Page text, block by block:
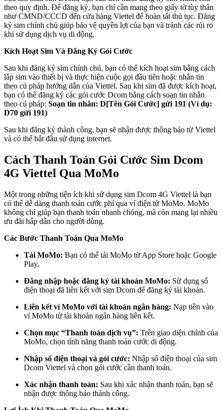
theo quy định. Để đăng ký, bạn chỉ cần mang theo giấy tờ tùy thân
như CMND/CCCD đến cửa hàng Viettel để hoàn tất thủ tục. Đăng
ký sim chính chủ giúp bảo vệ quyền lợi của bạn và tránh các rủi ro
khi sử dụng dịch vụ di động.
Kích Hoạt Sim Và Đăng Ký Gói Cước
Sau khi đăng ký sim chính chủ, bạn có thể kích hoạt sim bằng cách
lắp sim vào thiết bị và thực hiện cuộc gọi đầu tiên hoặc nhắn tin
theo cú pháp hướng dẫn của Viettel. Sau khi sim đã được kích hoạt,
bạn có thể đăng ký các gói cước Dcom bằng cách soạn tin nhắn
theo cú pháp: Soạn tin nhắn: D[Tên Gói Cước] gửi 191 (Ví dụ:
D70 gửi 191)
Sau khi đăng ký thành công, bạn sẽ nhận được thông báo từ Viettel
và có thể bắt đầu sử dụng internet.
Cách Thanh Toán Gói Cước Sim Dcom
4G Viettel Qua MoMo
Một trong những tiện ích khi sử dụng sim Dcom 4G Viettel là bạn
có thể dễ dàng thanh toán cước phí qua ví điện tử MoMo. MoMo
không chỉ giúp bạn thanh toán nhanh chóng, mà còn mang lại nhiều
ưu đãi hấp dẫn cho người dùng.
Các Bước Thanh Toán Qua MoMo
Tải MoMo: Bạn có thể tải MoMo từ App Store hoặc Google
Play.
Đăng nhập hoặc đăng ký tài khoản MoMo: Sử dụng số
điện thoại đã liên kết với sim Dcom để đăng ký tài khoản.
Liên kết ví MoMo với tài khoản ngân hàng: Nạp tiền vào
ví MoMo từ tài khoản ngân hàng liên kết.
Chọn mục “Thanh toán dịch vụ”: Trên giao diện chính của
MoMo, chọn tính năng thanh toán cước di động.
Nhập số điện thoại và gói cước: Nhập số điện thoại của sim
Dcom Viettel và chọn gói cước cần thanh toán.
Xác nhận thanh toán: Sau khi xác nhận thanh toán, bạn sẽ
nhận được thông báo thành công.